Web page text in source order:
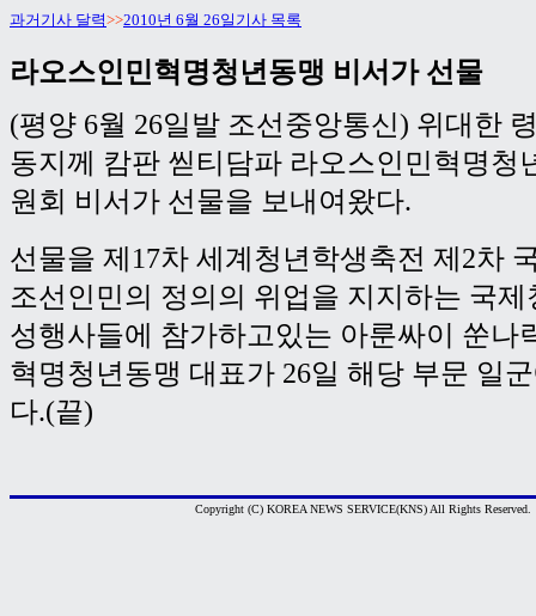
과거기사 달력>>2010년 6월 26일기사 목록
라오스인민혁명청년동맹 비서가 선물
(평양 6월 26일발 조선중앙통신) 위대한
동지께 캄판 씯티담파 라오스인민혁명청
원회 비서가 선물을 보내여왔다.
선물을 제17차 세계청년학생축전 제2차
조선인민의 정의의 위업을 지지하는 국
성행사들에 참가하고있는 아룬싸이 쑨나
혁명청년동맹 대표가 26일 해당 부문 일
다.(끝)
Copyright (C) KOREA NEWS SERVICE(KNS) All Rights Reserved.